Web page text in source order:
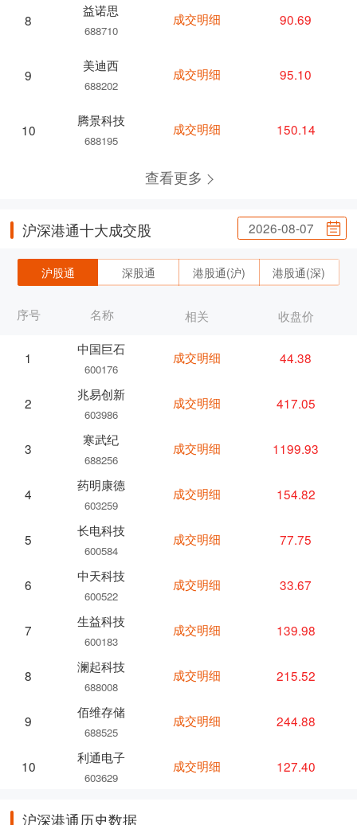
8
益诺思
688710
9
美迪西
688202
10
腾景科技
688195
成交明细 90.69
成交明细 95.10
成交明细 150.14
查看更多
沪深港通十大成交股 2026-08-07
沪股通 深股通 港股通(沪) 港股通(深)
序号 名称
1
中国巨石
600176
2
兆易创新
603986
3
寒武纪
688256
4
药明康德
603259
5
长电科技
600584
6
中天科技
600522
7
生益科技
600183
8
澜起科技
688008
9
佰维存储
688525
10
利通电子
603629
相关 收盘价
成交明细 44.38
成交明细 417.05
成交明细 1199.93
成交明细 154.82
成交明细 77.75
成交明细 33.67
成交明细 139.98
成交明细 215.52
成交明细 244.88
成交明细 127.40
沪深港通历史数据